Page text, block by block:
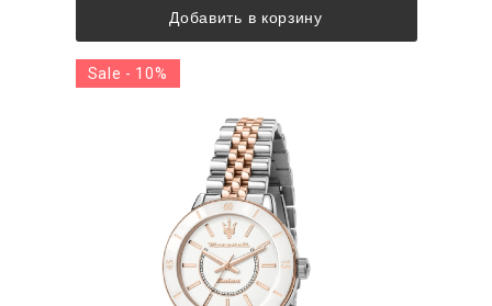
Добавить в корзину
Sale - 10%